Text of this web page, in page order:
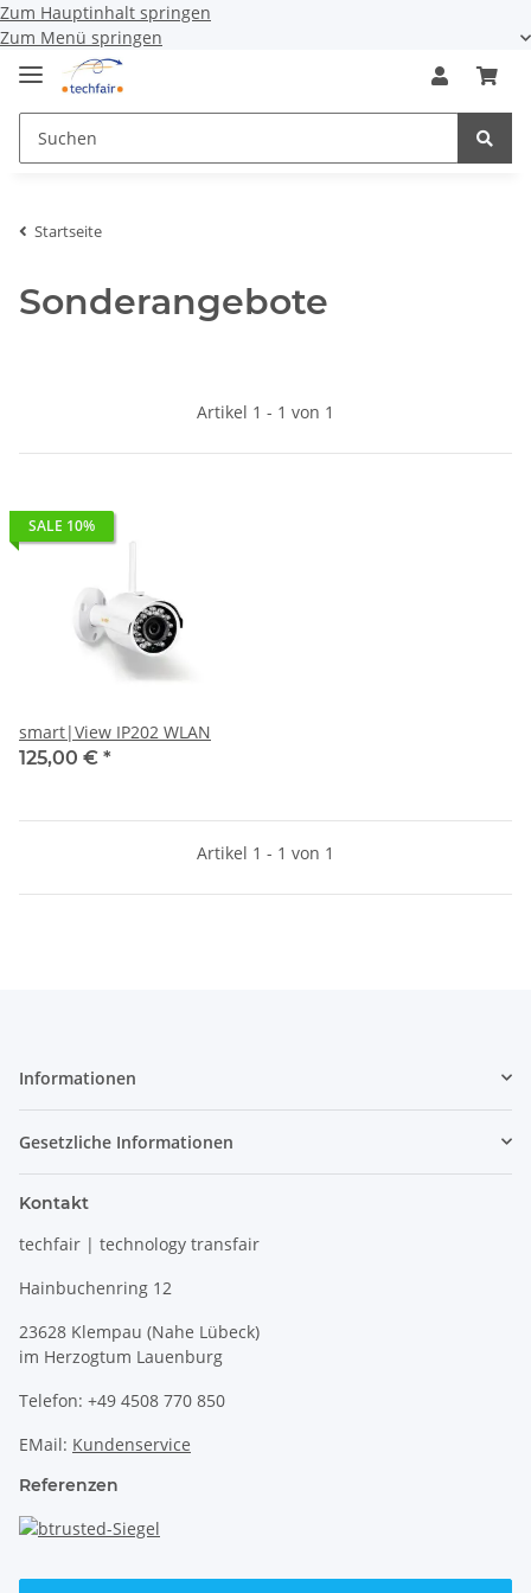
Zum Hauptinhalt springen
Zum Menü springen
Startseite
Sonderangebote
Artikel 1 - 1 von 1
SALE 10%
smart|View IP202 WLAN
125,00 € *
Artikel 1 - 1 von 1
Informationen
Gesetzliche Informationen
Kontakt
techfair | technology transfair
Hainbuchenring 12
23628 Klempau (Nahe Lübeck)
im Herzogtum Lauenburg
Telefon: +49 4508 770 850
EMail: Kundenservice
Referenzen